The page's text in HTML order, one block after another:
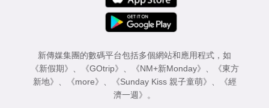
新傳媒集團的數碼平台包括多個網站和應用程式，如
《新假期》
《GOtrip》 《NM+新Monday》
《東方
新地》
《more》 《Sunday Kiss 親子童萌》
《經
濟一週》
。